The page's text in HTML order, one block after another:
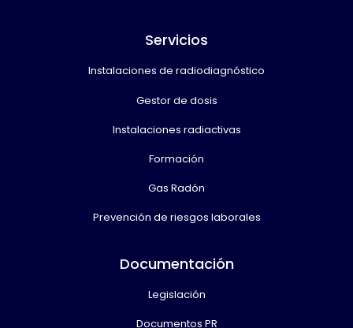
Servicios
Instalaciones de radiodiagnóstico
Gestor de dosis
Instalaciones radiactivas
Formación
Gas Radón
Prevención de riesgos laborales
Documentación
Legislación
Documentos PR